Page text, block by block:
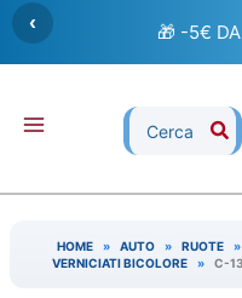
Vai
contenuto
‹ 🎁 -5€
Ricerca
per:
HOME » AUTO » RUOTE »
VERNICIATI BICOLORE
» C-